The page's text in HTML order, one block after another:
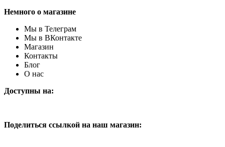
Немного о магазине
Мы в Телеграм
Мы в ВКонтакте
Магазин
Контакты
Блог
О нас
Доступны на:
Поделиться ссылкой на наш магазин: